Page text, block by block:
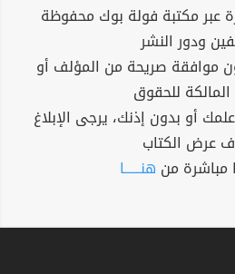
عبر مكتبة فولة بوك محفوظة
ودور النشر
موافقة صريحة من المؤلف أو
للحقوق
أو بدون إذنك، يرجى الإبلاغ
عرض الكتاب
مباشرة من هنــــــا